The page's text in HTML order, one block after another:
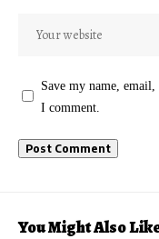
Save my name,
I comment.
You Might Also